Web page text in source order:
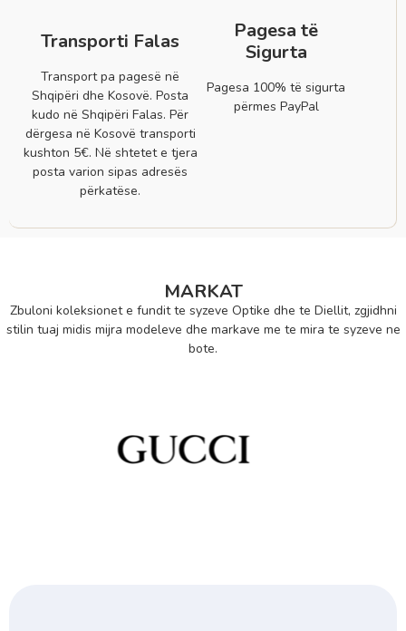
Transporti Falas
Transport pa pagesë në
Shqipëri dhe Kosovë. Posta
kudo në Shqipëri Falas. Për
dërgesa në Kosovë transporti
kushton 5€. Në shtetet e tjera
posta varion sipas adresës
përkatëse.
Pagesa të
Sigurta
Pagesa 100% të sigurta
përmes PayPal
MARKAT
Zbuloni koleksionet e fundit te syzeve Optike dhe te Diellit, zgjidhni
stilin tuaj midis mijra modeleve dhe markave me te mira te syzeve ne
bote.